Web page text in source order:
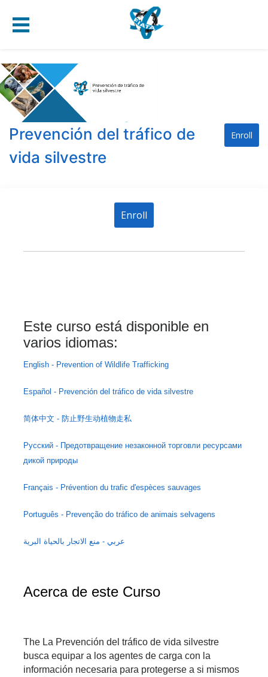
Prevención del tráfico de
vida silvestre
Enroll
Enroll
Este curso está disponible en
varios idiomas:
English - Prevention of Wildlife Trafficking
Español - Prevención del tráfico de vida silvestre
简体中文 - 防止野生动植物走私
Русский - Предотвращение незаконной торговли ресурсами
дикой природы
Français - Prévention du trafic d'espèces sauvages
Português - Prevenção do tráfico de animais selvagens
عربي - منع الاتجار بالحياة البرية
Acerca de este Curso
The La Prevención del tráfico de vida silvestre
busca equipar a los agentes de carga con la
información necesaria para protegerse a si mismos